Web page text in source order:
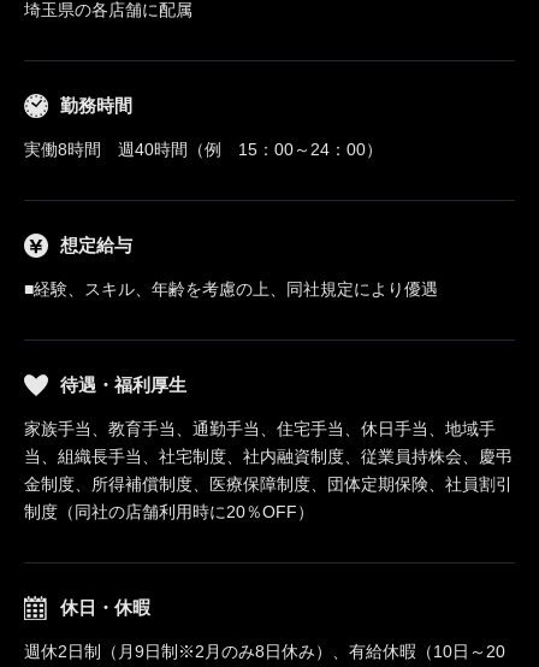
埼玉県の各店舗に配属
勤務時間
実働8時間 週40時間（例 15：00～24：00）
想定給与
■経験、スキル、年齢を考慮の上、同社規定により優遇
待遇・福利厚生
家族手当、教育手当、通勤手当、住宅手当、休日手当、地域手
当、組織長手当、社宅制度、社内融資制度、従業員持株会、慶弔
金制度、所得補償制度、医療保障制度、団体定期保険、社員割引
制度（同社の店舗利用時に20％OFF）
休日・休暇
週休2日制（月9日制※2月のみ8日休み）、有給休暇（10日～20